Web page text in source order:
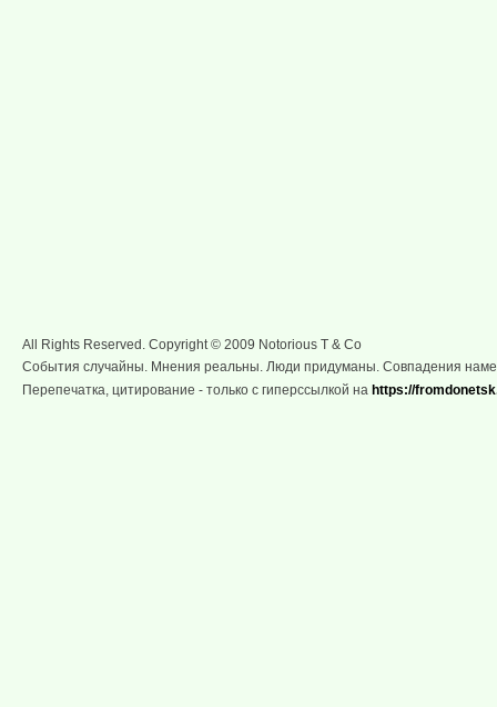
All Rights Reserved. Copyright © 2009 Notorious T & Co
События случайны. Мнения реальны. Люди придуманы. Совпадения
Перепечатка, цитирование - только с гиперссылкой на https://